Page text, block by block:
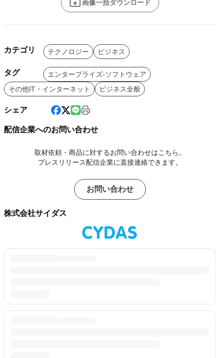
画像一括ダウンロード
カテゴリ テクノロジー ビジネス
タグ
エンタープライズ-ソフトウェア
その他IT・インターネット
ビジネス全般
シェア
配信企業へのお問い合わせ
取材依頼・商品に対するお問い合わせはこちら。
プレスリリース配信企業に直接連絡できます。
お問い合わせ
株式会社サイダス